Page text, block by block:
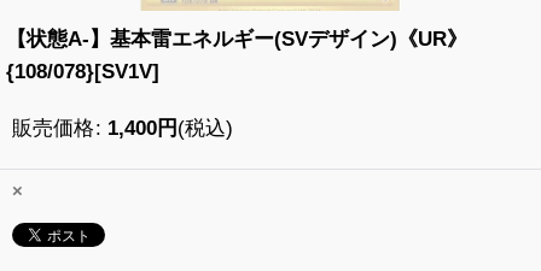
【状態A-】基本雷エネルギー(SVデザイン)《UR》
{108/078}[SV1V]
販売価格: 1,400円 (税込)
×